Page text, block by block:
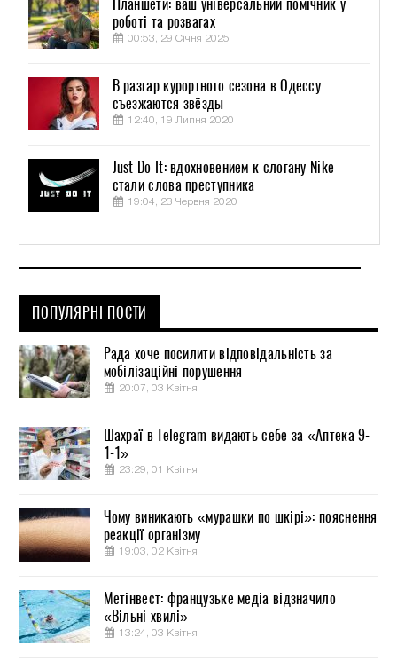
роботі та розвагах
00:53, 29 Січня 2025
В разгар курортного сезона в Одессу
съезжаются звёзды
12:40, 19 Липня 2020
Just Do It: вдохновением к слогану Nike
стали слова преступника
19:04, 23 Червня 2020
ПОПУЛЯРНІ ПОСТИ
Рада хоче посилити відповідальність за
мобілізаційні порушення
20:07, 03 Квітня
Шахраї в Telegram видають себе за «Аптека 9-
1-1»
23:29, 01 Квітня
Чому виникають «мурашки по шкірі»: пояснення
реакції організму
19:03, 02 Квітня
Метінвест: французьке медіа відзначило
«Вільні хвилі»
13:24, 03 Квітня